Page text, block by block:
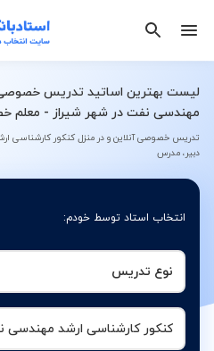
لیست بهترین اساتید تدریس
مهندسی نفت در شهر شیراز - معلم
تدریس خصوصی آنلاین و در منزل کنکور کارشناسی
دبیر، مدرس
انتخاب استاد توسط خودم:
نوع تدریس
کنکور کارشناسی ارشد مهندسی